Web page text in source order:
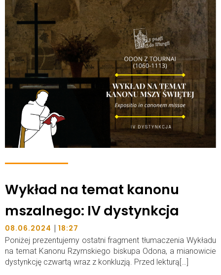
Wykład na temat kanonu
mszalnego: IV dystynkcja
08.06.2024 | 18:27
Poniżej prezentujemy ostatni fragment tłumaczenia Wykładu
na temat Kanonu Rzymskiego biskupa Odona, a mianowicie
dystynkcję czwartą wraz z konkluzją. Przed lekturą[…]